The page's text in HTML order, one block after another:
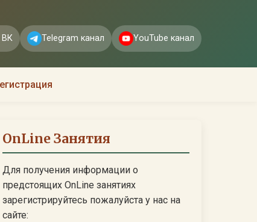
ВК Telegram канал YouTube канал
OnLine Занятия
Для получения информации о
предстоящих OnLine занятиях
зарегистрируйтесь пожалуйста у нас на
сайте: